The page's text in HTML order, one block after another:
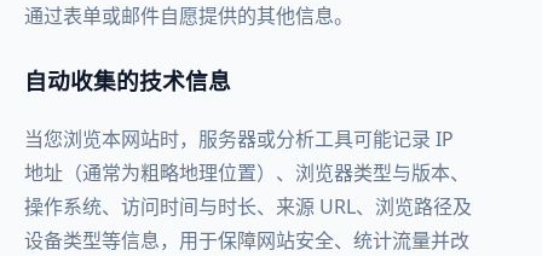
通过表单或邮件自愿提供的其他信息。
自动收集的技术信息
当您浏览本网站时，服务器或分析工具可能记录 IP
地址（通常为粗略地理位置）、浏览器类型与版本、
操作系统、访问时间与时长、来源 URL、浏览路径及
设备类型等信息，用于保障网站安全、统计流量并改